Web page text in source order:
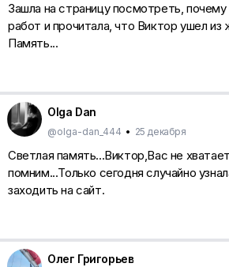
Зашла на страницу посмотреть,
работ и прочитала, что Виктор ушел из
Память...
Olga Dan
@olga-dan_444 • 25 декабря
Светлая память...Виктор,Вас не
помним...Только сегодня случайно
заходить на сайт.
Олег Григорьев